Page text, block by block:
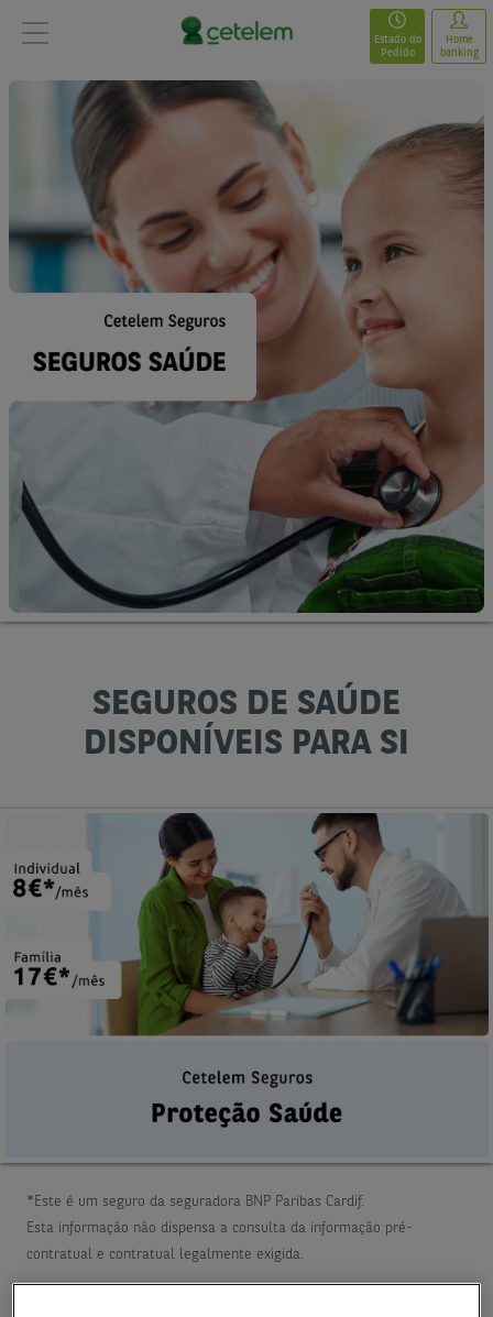
Home
banking
Estado do
Pedido
SEGUROS DE SAÚDE
DISPONÍVEIS PARA SI
*Este é um seguro da seguradora BNP Paribas Cardif.
Esta informação não dispensa a consulta da informação pré-
contratual e contratual legalmente exigida.